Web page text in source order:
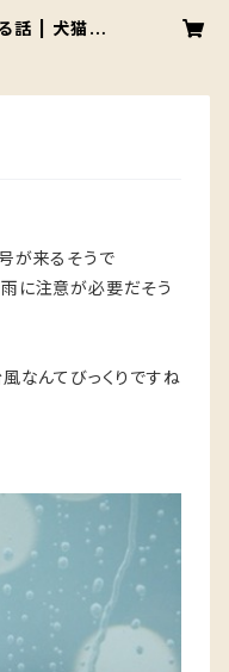
話 | 犬猫紅
が来るそうで
に注意が必要だそう
なんてびっくりですね